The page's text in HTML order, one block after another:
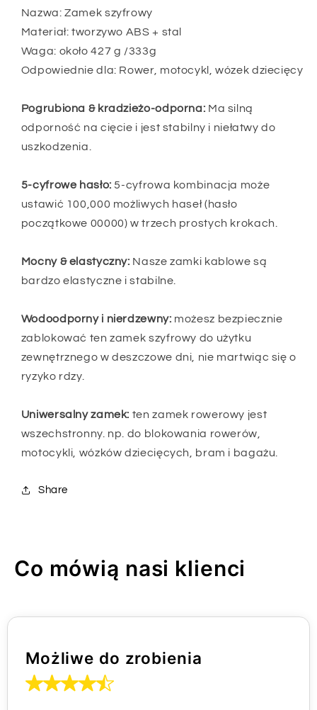
bezpieczeństwabezpieczeństwa
Nazwa: Zamek szyfrowy
Materiał: tworzywo ABS + stal
Waga: około 427 g /333g
Odpowiednie dla: Rower, motocykl, wózek dziecięcy
Pogrubiona & kradzieżo-odporna: Ma silną
odporność na cięcie i jest stabilny i niełatwy do
uszkodzenia.
5-cyfrowe hasło: 5-cyfrowa kombinacja może
ustawić 100,000 możliwych haseł (hasło
początkowe 00000) w trzech prostych krokach.
Mocny & elastyczny: Nasze zamki kablowe są
bardzo elastyczne i stabilne.
Wodoodporny i nierdzewny: możesz bezpiecznie
zablokować ten zamek szyfrowy do użytku
zewnętrznego w deszczowe dni, nie martwiąc się o
ryzyko rdzy.
Uniwersalny zamek: ten zamek rowerowy jest
wszechstronny. np. do blokowania rowerów,
motocykli, wózków dziecięcych, bram i bagażu.
Share
Co mówią nasi klienci
Możliwe do zrobienia